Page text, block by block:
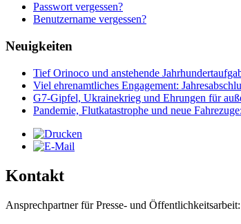
Passwort vergessen?
Benutzername vergessen?
Neuigkeiten
Tief Orinoco und anstehende
Viel ehrenamtliches Engagement:
G7-Gipfel, Ukrainekrieg und Ehrungen für
Pandemie, Flutkatastrophe und neue
Kontakt
Ansprechpartner für Presse- und Öffentlichkeitsarbeit: